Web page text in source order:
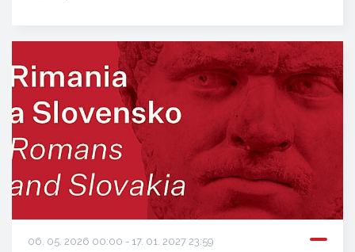
06. 05. 2026 00:00 - 17. 01. 2027 23:59